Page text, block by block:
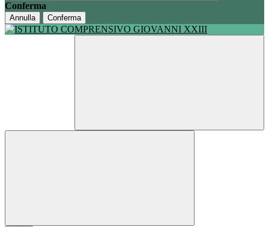
Conferma
Annulla Conferma